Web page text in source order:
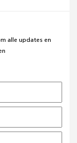
alle updates en